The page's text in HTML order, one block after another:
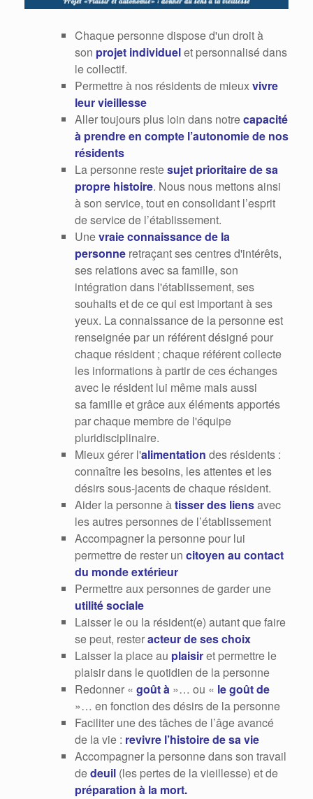
Chaque personne dispose d'un droit à
son projet individuelet personnalisé dans
le collectif.
Permettre à nos résidents de mieuxvivre
leur vieillesse
Aller toujours plus loin dans notrecapacité
à prendre en compte l’autonomie de nos
résidents
La personne restesujet prioritaire de sa
propre histoire. Nous nous mettons ainsi
à son service, tout en consolidant l’esprit
de service de l’établissement.
Unevraie connaissance de la
personne retraçant ses centres d'intérêts,
ses relations avec sa famille, son
intégration dans l'établissement, ses
souhaits et de ce qui est important à ses
yeux. La connaissance de la personne est
renseignée par un référent désigné pour
chaque résident ; chaque référent collecte
les informations à partir de ces échanges
avec le résident lui même mais aussi
sa famille et grâce aux éléments apportés
par chaque membre de l'équipe
pluridisciplinaire.
Mieux gérer l'alimentation des résidents :
connaître les besoins, les attentes et les
désirs sous-jacents de chaque résident.
Aider la personne àtisser des liensavec
les autres personnes de l’établissement
Accompagner la personne pour lui
permettre de rester un citoyen au contact
du monde extérieur
Permettre aux personnes de garder une
utilité sociale
Laisser le ou la résident(e) autant que faire
se peut, resteracteur de ses choix
Laisser la place au plaisiret permettre le
plaisir dans le quotidien de la personne
Redonner « goût à »… ou « le goût de
»… en fonction des désirs de la personne
Faciliter une des tâches de l’âge avancé
de la vie : revivre l’histoire de sa vie
Accompagner la personne dans son travail
dedeuil (les pertes de la vieillesse) et de
préparation à la mort.